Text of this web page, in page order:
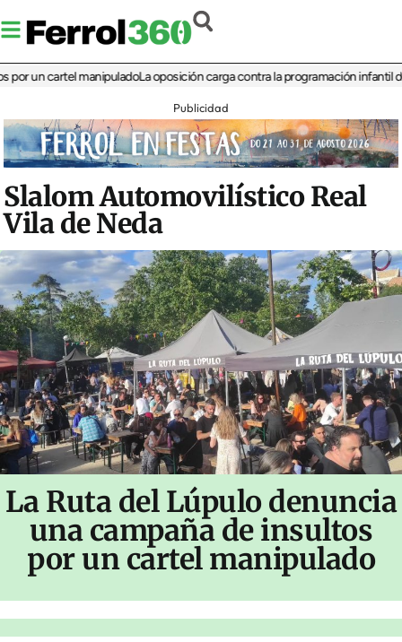
cartel manipuladoLa oposición carga contra la programación infantil de la
Publicidad
Slalom Automovilístico Real
Vila de Neda
La Ruta del Lúpulo denuncia
una campaña de insultos
por un cartel manipulado